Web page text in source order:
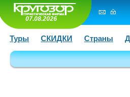
07.08.2026
Туры СКИДКИ Страны